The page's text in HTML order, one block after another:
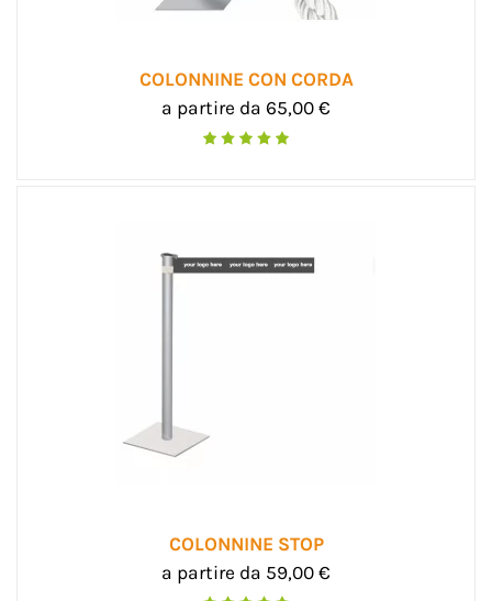
COLONNINE CON CORDA
a partire da 65,00 €
COLONNINE STOP
a partire da 59,00 €